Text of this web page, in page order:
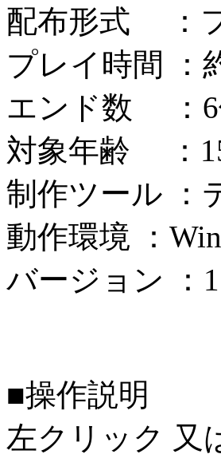
配布形式 ：
プレイ時間 ：
エンド数 ：6
対象年齢 ：
制作ツール ：
動作環境 ：
バージョン ：
■操作説明
左クリック 又